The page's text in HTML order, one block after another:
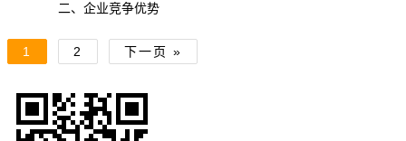
二、企业竞争优势
1 2 下一页 »